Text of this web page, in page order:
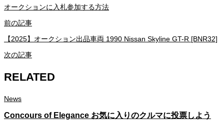
オークションに入札参加する方法
前の記事
【2025】オークション出品車両 1990 Nissan Skyline GT-R [BNR32]
次の記事
RELATED
News
Concours of Elegance お気に入りのクルマに投票しよう